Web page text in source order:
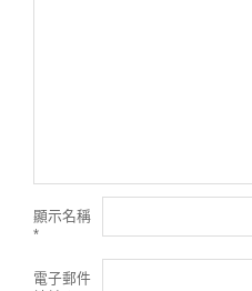
顯示名稱
*
電子郵件